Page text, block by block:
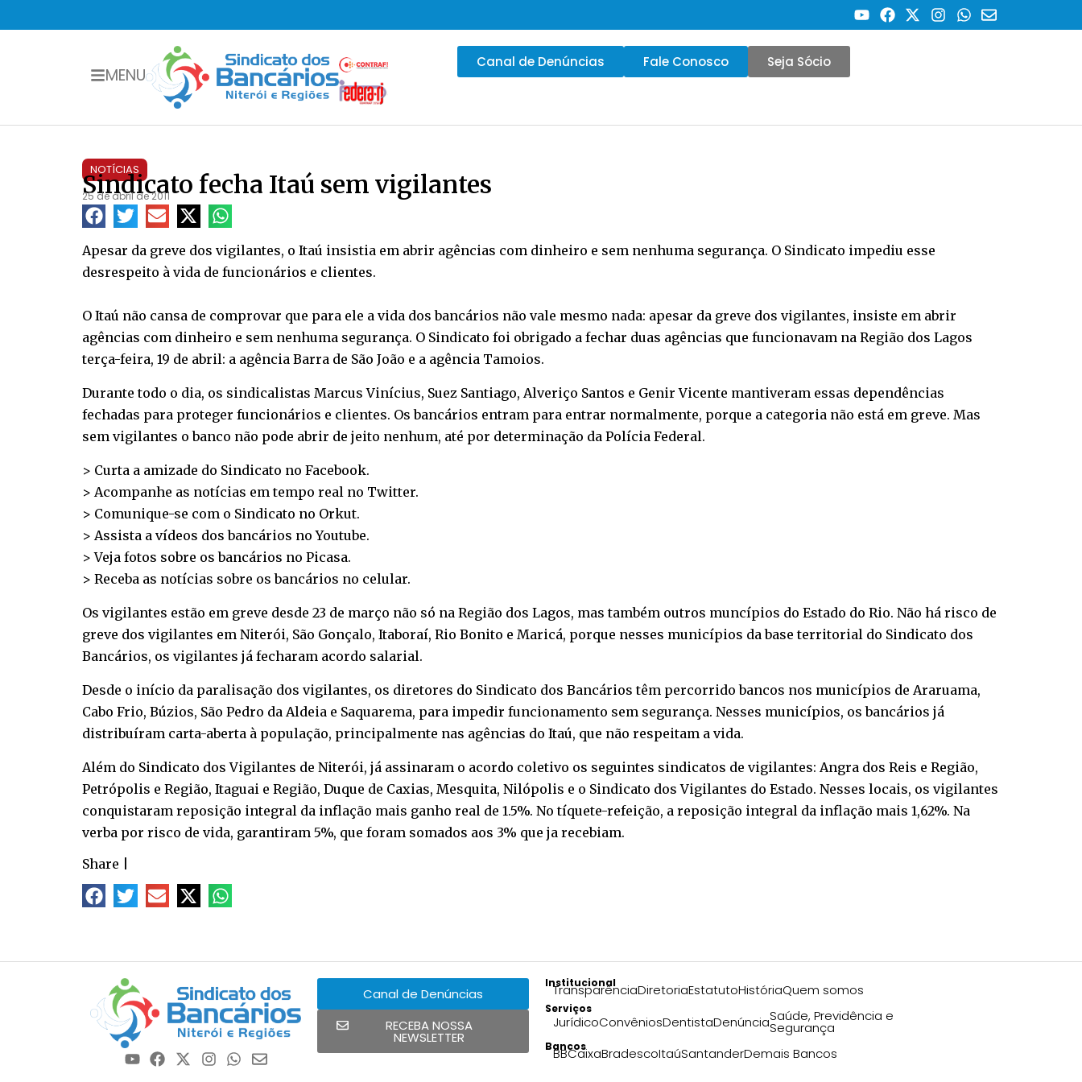
MENU
Canal de Denúncias Fale Conosco Seja Sócio
NOTÍCIAS
Sindicato fecha Itaú sem vigilantes
25 de abril de 2011
Apesar da greve dos vigilantes, o Itaú insistia em abrir agências com dinheiro e sem nenhuma segurança. O Sindicato impediu esse
desrespeito à vida de funcionários e clientes.
O Itaú não cansa de comprovar que para ele a vida dos bancários não vale mesmo nada: apesar da greve dos vigilantes, insiste em abrir
agências com dinheiro e sem nenhuma segurança. O Sindicato foi obrigado a fechar duas agências que funcionavam na Região dos Lagos
terça-feira, 19 de abril: a agência Barra de São João e a agência Tamoios.
Durante todo o dia, os sindicalistas Marcus Vinícius, Suez Santiago, Alveriço Santos e Genir Vicente mantiveram essas dependências
fechadas para proteger funcionários e clientes. Os bancários entram para entrar normalmente, porque a categoria não está em greve. Mas
sem vigilantes o banco não pode abrir de jeito nenhum, até por determinação da Polícia Federal.
> Curta a amizade do Sindicato no Facebook.
> Acompanhe as notícias em tempo real no Twitter.
> Comunique-se com o Sindicato no Orkut.
> Assista a vídeos dos bancários noYoutube.
> Veja fotos sobre os bancários no Picasa.
> Receba as notícias sobre os bancários no celular.
Os vigilantes estão em greve desde 23 de março não só na Região dos Lagos, mas também outros muncípios do Estado do Rio. Não há risco de
greve dos vigilantes em Niterói, São Gonçalo, Itaboraí, Rio Bonito e Maricá, porque nesses municípios da base territorial do Sindicato dos
Bancários, os vigilantes já fecharam acordo salarial.
Desde o início da paralisação dos vigilantes, os diretores do Sindicato dos Bancários têm percorrido bancos nos municípios de Araruama,
Cabo Frio, Búzios, São Pedro da Aldeia e Saquarema, para impedir funcionamento sem segurança. Nesses municípios, os bancários já
distribuíram carta-aberta à população, principalmente nas agências do Itaú, que não respeitam a vida.
Além do Sindicato dos Vigilantes de Niterói, já assinaram o acordo coletivo os seguintes sindicatos de vigilantes: Angra dos Reis e Região,
Petrópolis e Região, Itaguai e Região, Duque de Caxias, Mesquita, Nilópolis e o Sindicato dos Vigilantes do Estado. Nesses locais, os vigilantes
conquistaram reposição integral da inflação mais ganho real de 1.5%. No tíquete-refeição, a reposição integral da inflação mais 1,62%. Na
verba por risco de vida, garantiram 5%, que foram somados aos 3% que ja recebiam.
Share
Canal de Denúncias
RECEBA NOSSA
NEWSLETTER
Institucional
TransparênciaDiretoriaEstatutoHistóriaQuem somos
Serviços
JurídicoConvêniosDentistaDenúnciaSaúde, Previdência e
Segurança
Bancos
BBCaixaBradescoItaúSantanderDemais Bancos